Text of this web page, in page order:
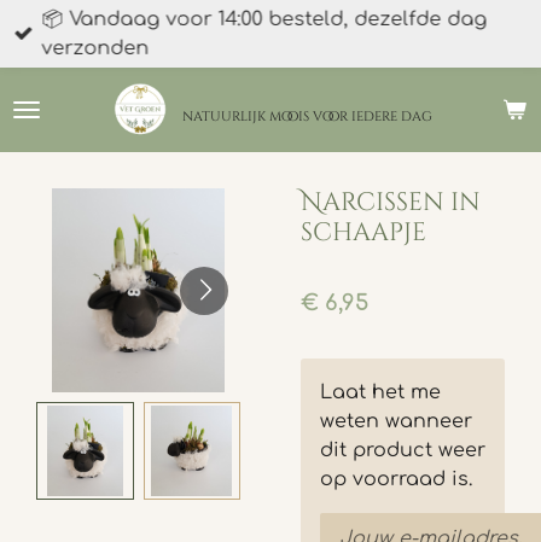
Ga
direct
de
natuurlijk moois voor iedere dag
📦 Vandaag voor 14:00 besteld, dezelfde dag
verzonden
Narcissen in
schaapje
€ 6,95
Laat het me
weten wanneer
dit product weer
op voorraad is.